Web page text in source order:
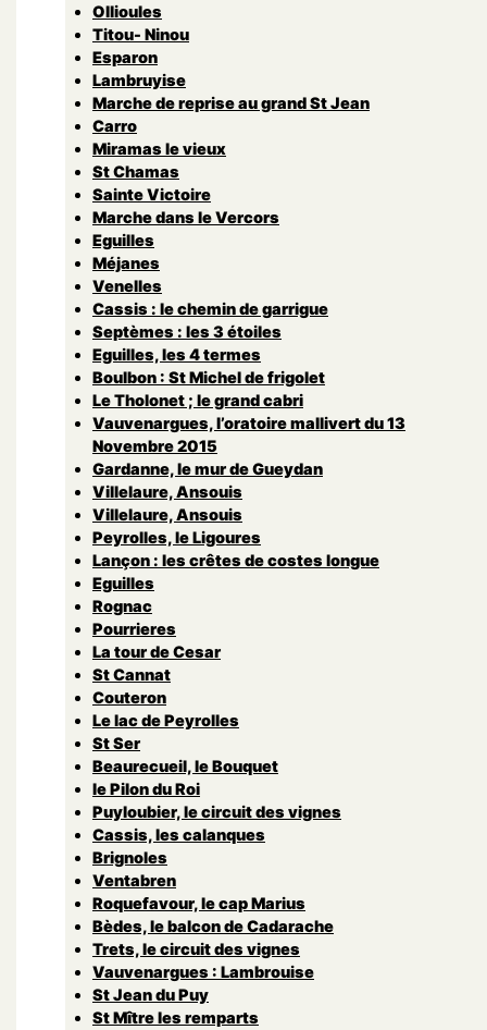
Ollioules
Titou- Ninou
Esparon
Lambruyise
Marche de reprise au grand St Jean
Carro
Miramas le vieux
St Chamas
Sainte Victoire
Marche dans le Vercors
Eguilles
Méjanes
Venelles
Cassis : le chemin de garrigue
Septèmes : les 3 étoiles
Eguilles, les 4 termes
Boulbon : St Michel de frigolet
Le Tholonet ; le grand cabri
Vauvenargues, l’oratoire mallivert du 13
Novembre 2015
Gardanne, le mur de Gueydan
Villelaure, Ansouis
Villelaure, Ansouis
Peyrolles, le Ligoures
Lançon : les crêtes de costes longue
Eguilles
Rognac
Pourrieres
La tour de Cesar
St Cannat
Couteron
Le lac de Peyrolles
St Ser
Beaurecueil, le Bouquet
le Pilon du Roi
Puyloubier, le circuit des vignes
Cassis, les calanques
Brignoles
Ventabren
Roquefavour, le cap Marius
Bèdes, le balcon de Cadarache
Trets, le circuit des vignes
Vauvenargues : Lambrouise
St Jean du Puy
St Mître les remparts